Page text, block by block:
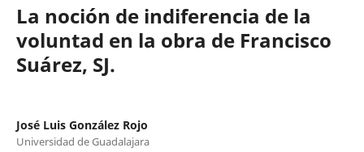
La noción de indiferencia de la
voluntad en la obra de Francisco
Suárez, SJ.
José Luis González Rojo
Universidad de Guadalajara